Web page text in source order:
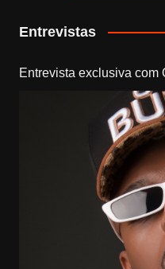
Entrevistas
Entrevista exclusiva com